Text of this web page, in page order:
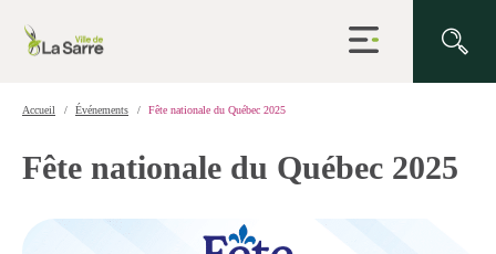
Ouvrir
la
Accueil Événements Fête nationale du Québec 2025
Fête nationale du Québec 2025